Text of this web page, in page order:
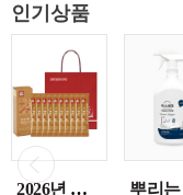
인기상품
2026년 설명절 선물세트 [정관장] 홍삼기보데일리스틱 10ml*10포